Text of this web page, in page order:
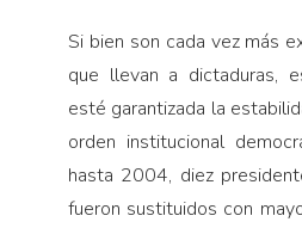
Si bien son cada vez más
que llevan a dictaduras,
esté garantizada la
orden institucional
hasta 2004, diez
fueron sustituidos con